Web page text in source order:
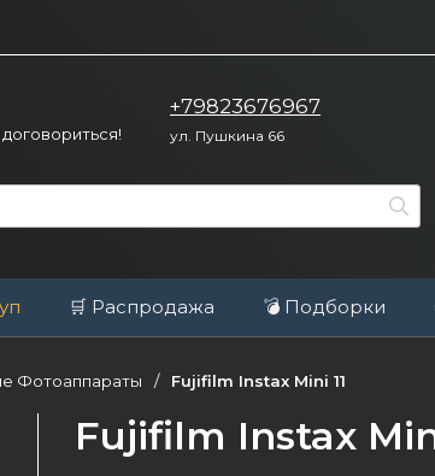
+79823676967
ул. Пушкина 66
🛒 Распродажа 💣 Подборки
Фотоаппараты / Fujifilm Instax Mini 11
Fujifilm Instax